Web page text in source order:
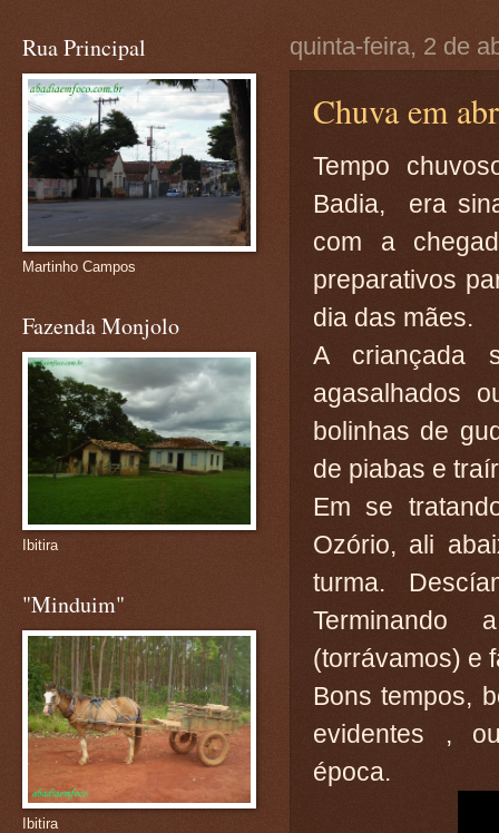
quinta-feira, 2 de
Chuva em
Tempo
Badia, era
com a
preparativos
dia das mães.
A criançada
agasalhados
bolinhas de
de piabas e
Em se
Ozório, ali
turma.
Terminando
(torrávamos) e
Bons tempos,
evidentes ,
época.
Rua Principal
Martinho Campos
Fazenda Monjolo
Ibitira
"Minduim"
Ibitira